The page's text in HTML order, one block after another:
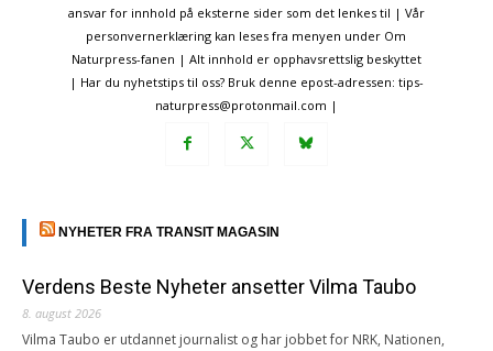
ansvar for innhold på eksterne sider som det lenkes til | Vår
personvernerklæring kan leses fra menyen under Om
Naturpress-fanen | Alt innhold er opphavsrettslig beskyttet
| Har du nyhetstips til oss? Bruk denne epost-adressen: tips-
naturpress@protonmail.com |
NYHETER FRA TRANSIT MAGASIN
Verdens Beste Nyheter ansetter Vilma Taubo
8. august 2026
Vilma Taubo er utdannet journalist og har jobbet for NRK, Nationen,